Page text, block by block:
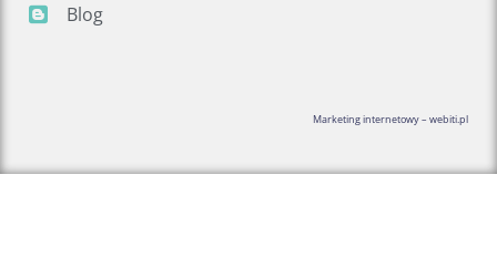
Blog
Marketing internetowy – webiti.pl